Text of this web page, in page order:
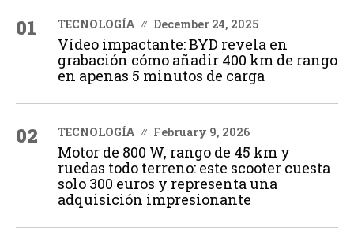
01 TECNOLOGÍA December 24, 2025
Vídeo impactante: BYD revela en
grabación cómo añadir 400 km de rango
en apenas 5 minutos de carga
02 TECNOLOGÍA February 9, 2026
Motor de 800 W, rango de 45 km y
ruedas todo terreno: este scooter cuesta
solo 300 euros y representa una
adquisición impresionante